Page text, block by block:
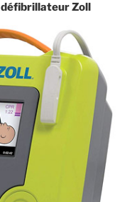
défibrillateur Zoll